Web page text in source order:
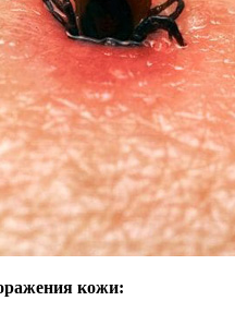
кожи: